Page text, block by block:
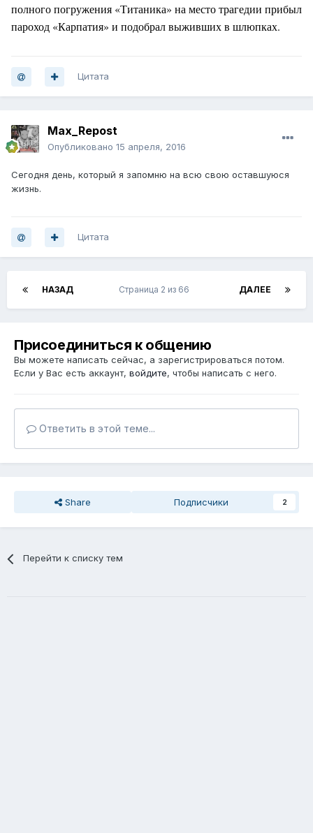
полного погружения «Титаника» на место трагедии прибыл
пароход «Карпатия» и подобрал выживших в шлюпках.
Цитата
Max_Repost
Опубликовано 15 апреля, 2016
Сегодня день, который я запомню на всю свою оставшуюся
жизнь.
Цитата
НАЗАД ДАЛЕЕ
Страница 2 из 66
Присоединиться к общению
Вы можете написать сейчас, а зарегистрироваться потом.
Если у Вас есть аккаунт, войдите, чтобы написать с него.
Ответить в этой теме...
Share Подписчики 2
Перейти к списку тем